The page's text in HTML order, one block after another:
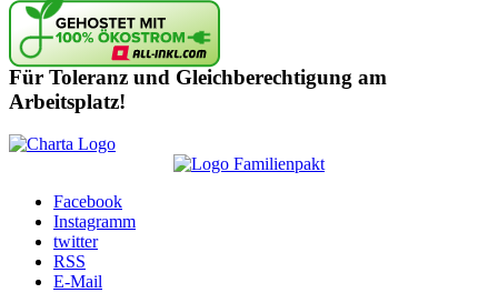
Für Toleranz und Gleichberechtigung am
Arbeitsplatz!
Facebook
Instagramm
twitter
RSS
E-Mail